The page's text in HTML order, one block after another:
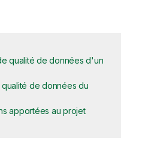
qualité de données d'un
de données du
apportées au projet